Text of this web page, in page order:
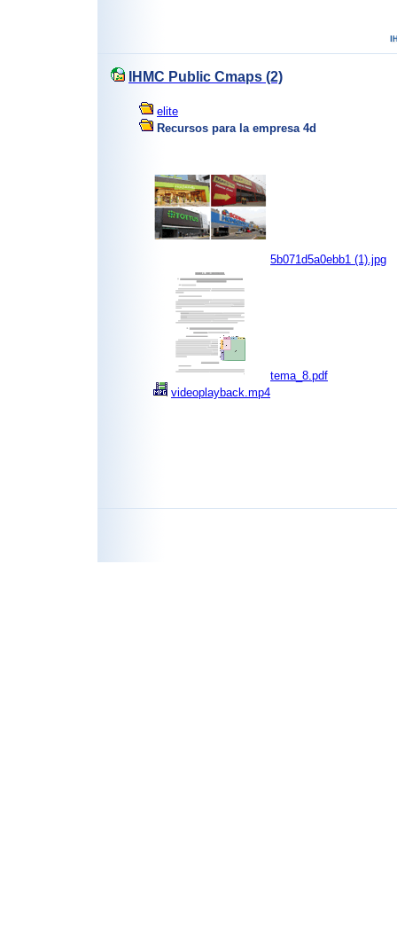
IHMC Public Cmaps (2)
elite
Recursos para la empresa 4d
5b071d5a0ebb1 (1).jpg
tema_8.pdf
videoplayback.mp4